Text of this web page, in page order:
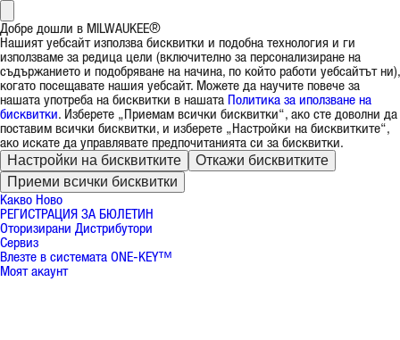
Добре дошли в MILWAUKEE®
Нашият уебсайт използва бисквитки и подобна технология и ги
използваме за редица цели (включително за персонализиране на
съдържанието и подобряване на начина, по който работи уебсайтът ни),
когато посещавате нашия уебсайт. Можете да научите повече за
нашата употреба на бисквитки в нашата Политика за иползване на
бисквитки. Изберете „Приемам всички бисквитки“, ако сте доволни да
поставим всички бисквитки, и изберете „Настройки на бисквитките“,
ако искате да управлявате предпочитанията си за бисквитки.
Настройки на бисквитките
Откажи бисквитките
Приеми всички бисквитки
Какво Ново
РЕГИСТРАЦИЯ ЗА БЮЛЕТИН
Оторизирани Дистрибутори
Сервиз
Влезте в системата ONE-KEY™
Моят акаунт